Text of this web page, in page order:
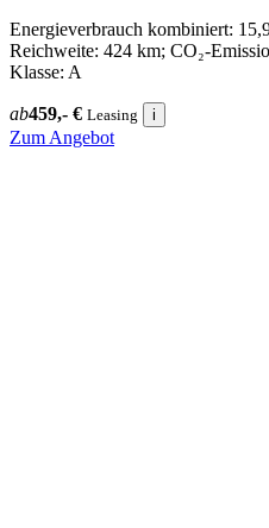
Energieverbrauch kombiniert:
Reichweite: 424 km; CO₂-
Klasse: A
ab459,- € Leasing i
Zum Angebot